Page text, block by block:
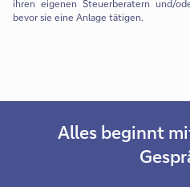
ihren eigenen Steuerberatern und/
bevor sie eine Anlage tätigen.
Alles beginnt